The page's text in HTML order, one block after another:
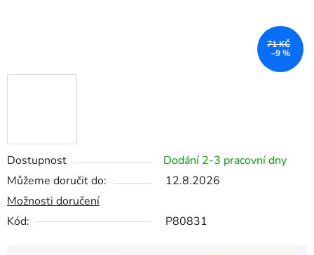
Dostupnost
Dodání 2-3 pracovní dny
Můžeme doručit do:
12.8.2026
Možnosti doručení
Kód:
P80831
71 KČ
–9 %